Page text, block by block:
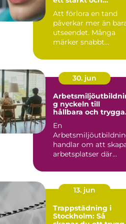
Att förlora en tand
påverkar mer än
utseendet. Många
märker snabbt
tuggar, hu...
30. jun
g nyckeln till
hållbara och trygga
En
handlar om att
arbetsplatser där
prestera bra utan att
13. jun
Trappstädning i
Stockholm: Så